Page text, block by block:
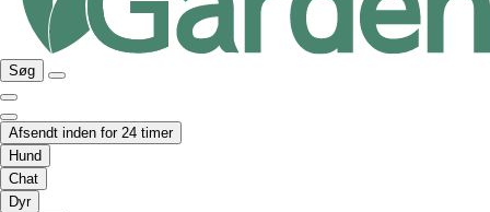
Søg
Afsendt inden for 24 timer
Hund
Chat
Dyr